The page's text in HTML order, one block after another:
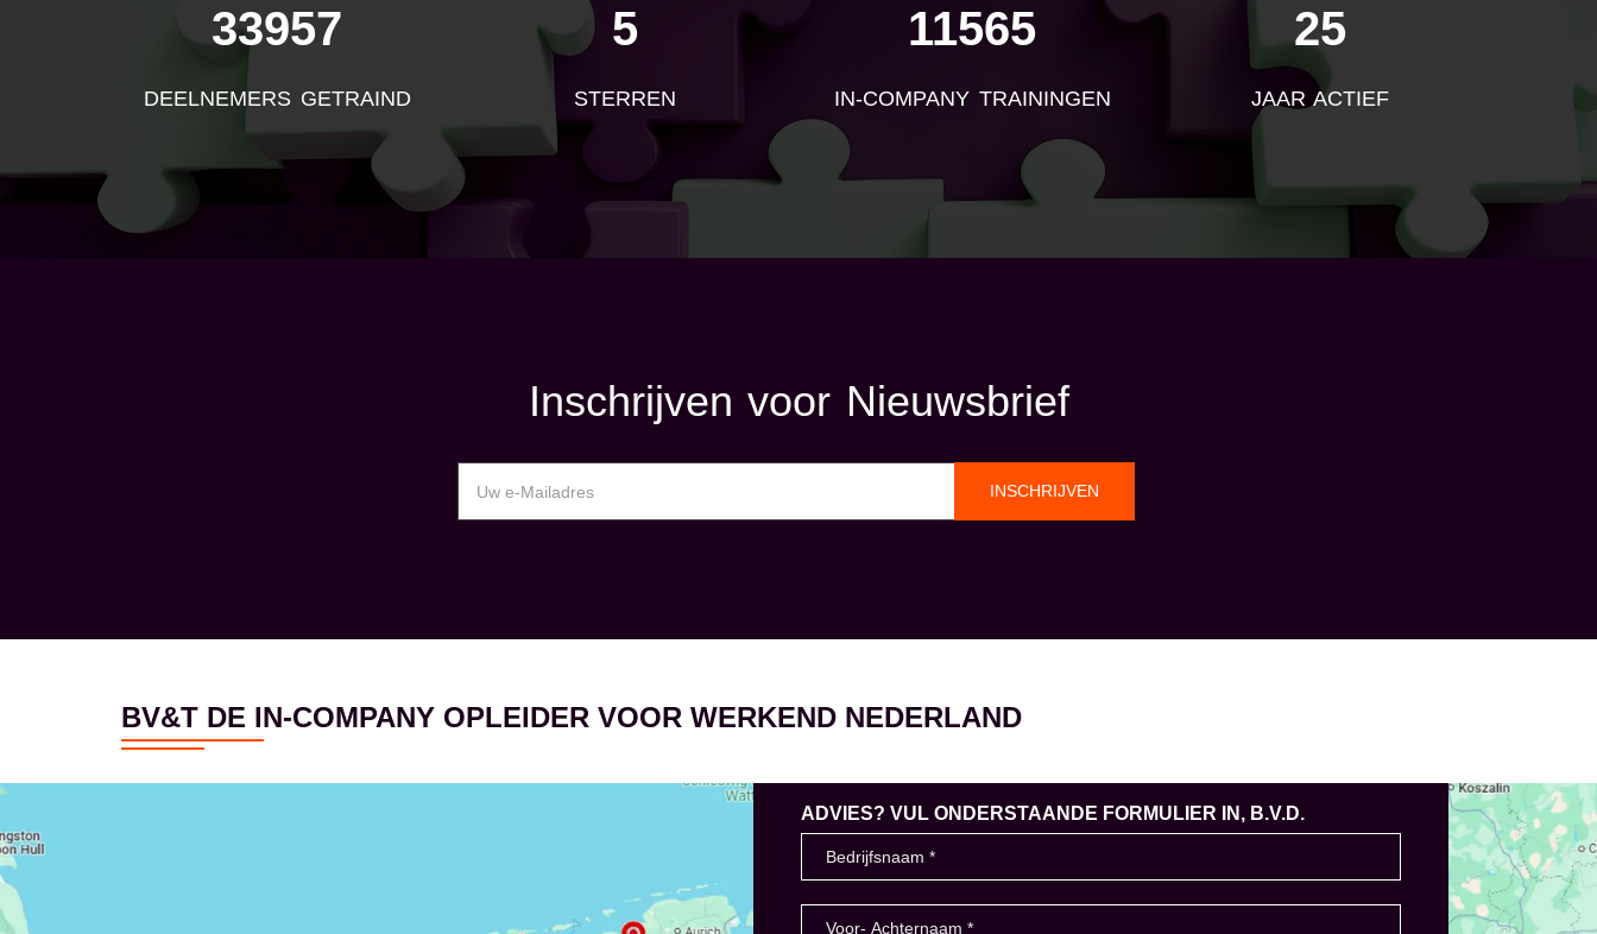
33957
DEELNEMERS GETRAIND
5
STERREN
11565
IN-COMPANY TRAININGEN
25
JAAR ACTIEF
Inschrijven voor Nieuwsbrief
INSCHRIJVEN
BV&T DE IN-COMPANY OPLEIDER VOOR WERKEND NEDERLAND
ADVIES? VUL ONDERSTAANDE FORMULIER IN, B.V.D.